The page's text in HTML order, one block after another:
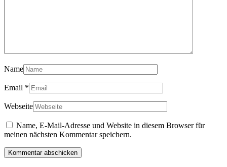
Name
Email *
Webseite
Name, E-Mail-Adresse und Website in diesem Browser für
meinen nächsten Kommentar speichern.